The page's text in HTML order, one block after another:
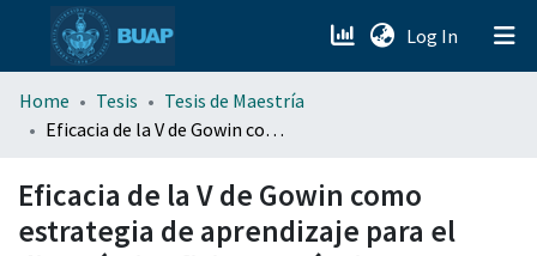
Log In (current)
menu.section.about_menu
Home Tesis
Tesis de Maestría
Eficacia de la V de Gowin como estrategia de aprendizaje para el diagnóstico fisioterapéutico, en estudiantes de la licenciatura en fisioterapia generación 2011 de la BUAP
Eficacia de la V de Gowin como
estrategia de aprendizaje para el